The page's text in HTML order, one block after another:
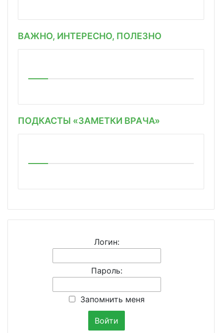
ВАЖНО, ИНТЕРЕСНО, ПОЛЕЗНО
ПОДКАСТЫ «ЗАМЕТКИ ВРАЧА»
Логин:
Пароль:
Запомнить меня